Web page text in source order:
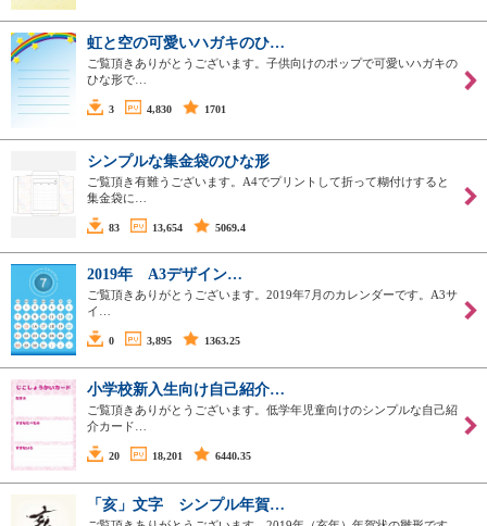
虹と空の可愛いハガキのひ…
ご覧頂きありがとうございます。子供向けのポップで可愛いハガキの
ひな形で…
3 4,830 1701
シンプルな集金袋のひな形
ご覧頂き有難うございます。A4でプリントして折って糊付けすると
集金袋に…
83 13,654 5069.4
2019年 A3デザイン…
ご覧頂きありがとうございます。2019年7月のカレンダーです。A3サ
イ…
0 3,895 1363.25
小学校新入生向け自己紹介…
ご覧頂きありがとうございます。低学年児童向けのシンプルな自己紹
介カード…
20 18,201 6440.35
「亥」文字 シンプル年賀…